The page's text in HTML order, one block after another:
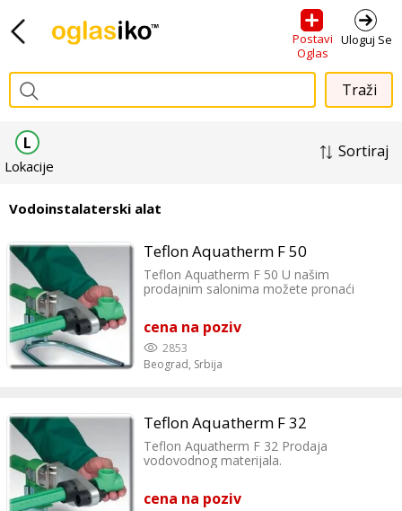
Postavi
Oglas
Uloguj Se
Sortiraj
L
Lokacije
Vodoinstalaterski alat
Teflon Aquatherm F 50
Teflon Aquatherm F 50 U našim
prodajnim salonima možete pronaći
proizvođača po povoljnim cenama.
cena na poziv
2853
Beograd, Srbija
Teflon Aquatherm F 32
Teflon Aquatherm F 32 Prodaja
vodovodnog materijala.
cena na poziv